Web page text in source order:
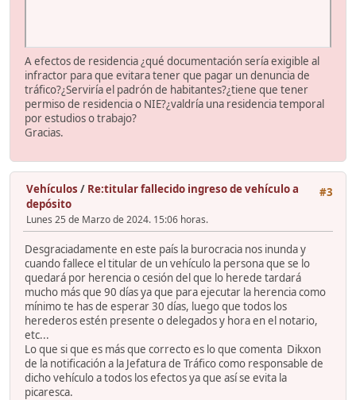
A efectos de residencia ¿qué documentación sería exigible al
infractor para que evitara tener que pagar un denuncia de
tráfico?¿Serviría el padrón de habitantes?¿tiene que tener
permiso de residencia o NIE?¿valdría una residencia temporal
por estudios o trabajo?
Gracias.
#3
Vehículos / Re:titular fallecido ingreso de vehículo a
depósito
Lunes 25 de Marzo de 2024. 15:06 horas.
Desgraciadamente en este país la burocracia nos inunda y
cuando fallece el titular de un vehículo la persona que se lo
quedará por herencia o cesión del que lo herede tardará
mucho más que 90 días ya que para ejecutar la herencia como
mínimo te has de esperar 30 días, luego que todos los
herederos estén presente o delegados y hora en el notario,
etc...
Lo que si que es más que correcto es lo que comenta Dikxon
de la notificación a la Jefatura de Tráfico como responsable de
dicho vehículo a todos los efectos ya que así se evita la
picaresca.